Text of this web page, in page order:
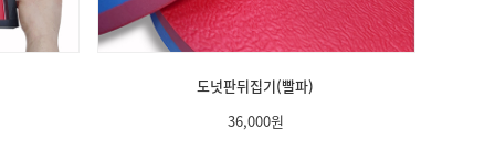
도넛판뒤집기(빨파)
36,000원